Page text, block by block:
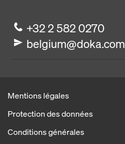
+32 2 582 0270
belgium@doka.com
Mentions légales
Protection des données
Conditions générales